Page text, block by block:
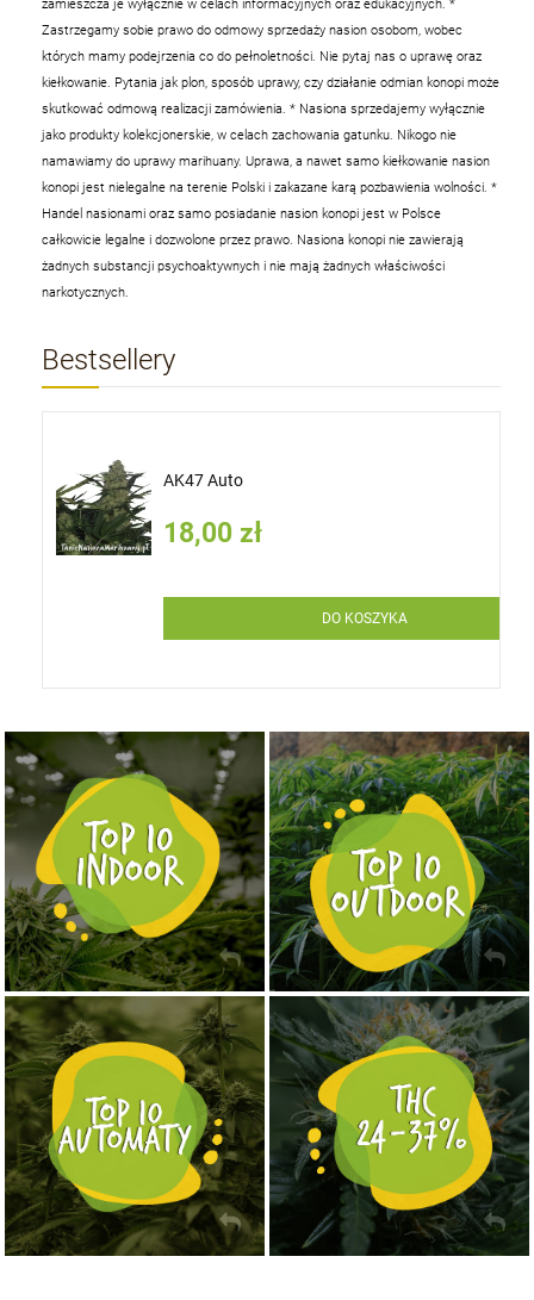
zamieszcza je wyłącznie w celach informacyjnych oraz edukacyjnych. *
Zastrzegamy sobie prawo do odmowy sprzedaży nasion osobom, wobec
których mamy podejrzenia co do pełnoletności. Nie pytaj nas o uprawę oraz
kiełkowanie. Pytania jak plon, sposób uprawy, czy działanie odmian konopi może
skutkować odmową realizacji zamówienia. * Nasiona sprzedajemy wyłącznie
jako produkty kolekcjonerskie, w celach zachowania gatunku. Nikogo nie
namawiamy do uprawy marihuany. Uprawa, a nawet samo kiełkowanie nasion
konopi jest nielegalne na terenie Polski i zakazane karą pozbawienia wolności. *
Handel nasionami oraz samo posiadanie nasion konopi jest w Polsce
całkowicie legalne i dozwolone przez prawo. Nasiona konopi nie zawierają
żadnych substancji psychoaktywnych i nie mają żadnych właściwości
narkotycznych.
Bestsellery
AK47 Auto
18,00 zł
DO KOSZYKA
NASIONA MARIHUANY TOP 10 INDOOR
KUP TERAZ NASIONA MARIHUANY TOP 10 OUTDOOR
KUP TERAZ
NASIONA MARIHUANY TOP 10 AUTOFLOWERING
KUP TERAZ MOCNE ODMIANY MARIHUANY THC OD 24 - 37%
KUP TERAZ